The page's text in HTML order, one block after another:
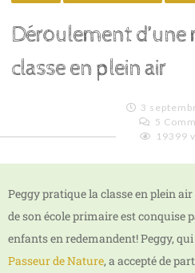
Déroulement d’une
classe en plein air
3
5
19399
Peggy pratique la classe en plein
de son école primaire est conquise
enfants en redemandent! Peggy,
Passeur de Nature, a accepté de